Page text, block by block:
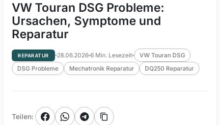
VW Touran DSG Probleme:
Ursachen, Symptome und
Reparatur
REPARATUR 28.06.2026 6 Min. Lesezeit
VW Touran DSG
DSG Probleme
Mechatronik Reparatur DQ250 Reparatur
Teilen: